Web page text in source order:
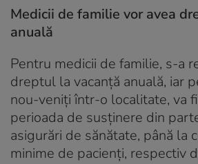
Medicii de familie vor avea
anuală
Pentru medicii de familie, s-a
dreptul la vacanţă anuală, iar
nou-veniţi într-o localitate, va
perioada de susţinere din
asigurări de sănătate, până la
minime de pacienţi, respectiv